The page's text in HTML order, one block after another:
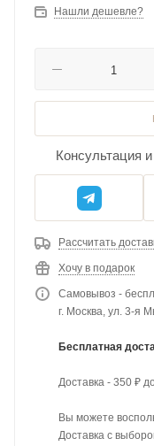
Нашли дешевле?
Консультация
Рассчитать
Хочу в подарок
Самовывоз -
г. Москва, ул. 3-я
Бесплатная
Доставка - 350 ₽
Вы можете
Доставка с